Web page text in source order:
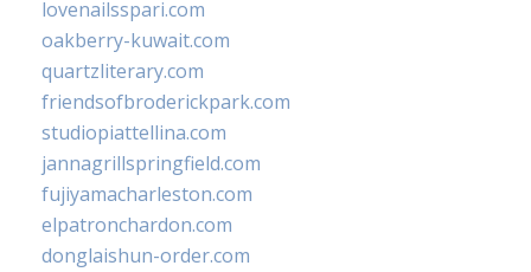
lovenailsspari.com
oakberry-kuwait.com
quartzliterary.com
friendsofbroderickpark.com
studiopiattellina.com
jannagrillspringfield.com
fujiyamacharleston.com
elpatronchardon.com
donglaishun-order.com